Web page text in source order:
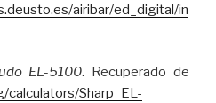
airibar/ed_digital/in
EL-5100. Recuperado de
calculators/Sharp_EL-